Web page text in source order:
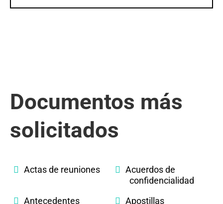
Documentos más
solicitados
Actas de reuniones
Acuerdos de
confidencialidad
Antecedentes
Apostillas